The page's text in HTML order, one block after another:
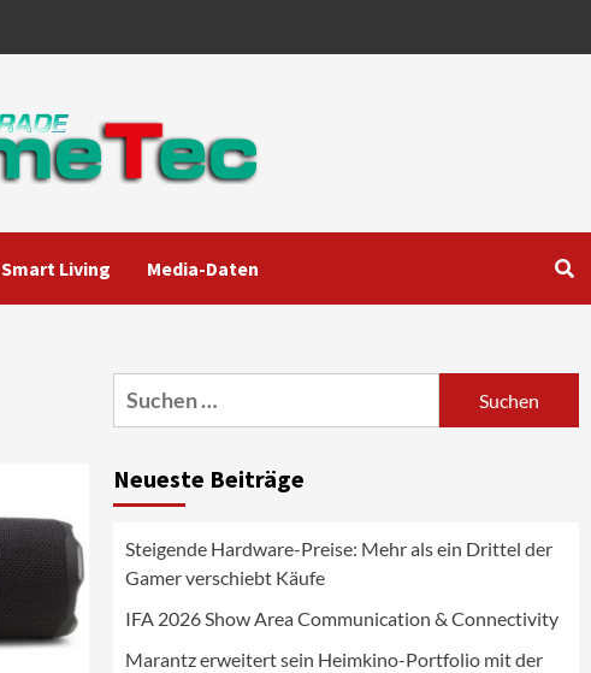
Smart Living Media-Daten
Suchen
nach:
Neueste Beiträge
Steigende Hardware-Preise: Mehr als ein Drittel der
Gamer verschiebt Käufe
IFA 2026 Show Area Communication & Connectivity
Marantz erweitert sein Heimkino-Portfolio mit der
Marantz erweitert sein
4
News aus dem Internet
55-Zoll Fernsehgeräte
5
Wirtschaft
NIQ kehrt zur IFA 2026 zurück
Branchendebatte